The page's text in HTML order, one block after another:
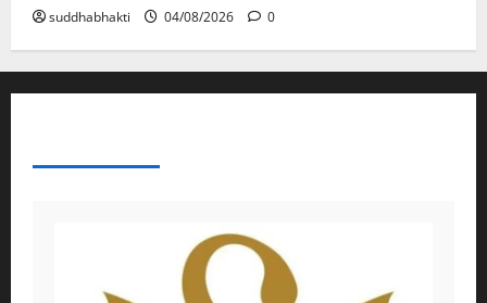
suddhabhakti 04/08/2026 0